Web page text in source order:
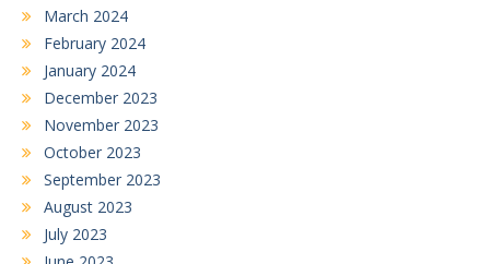
March 2024
February 2024
January 2024
December 2023
November 2023
October 2023
September 2023
August 2023
July 2023